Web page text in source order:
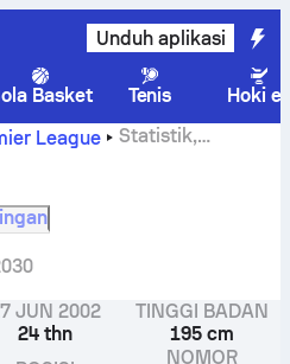
Unduh aplikasi
Basket Tenis
Hoki es
League
Statistik,
JUN 2002
24 thn
TINGGI BADAN
195 cm
NOMOR